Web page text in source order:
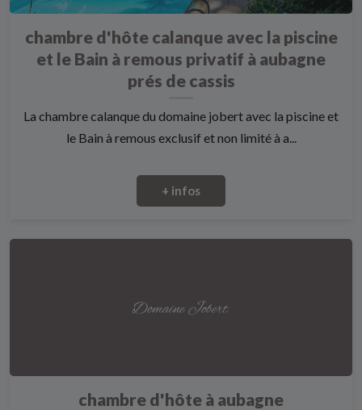
chambre d'hôte calanque avec la piscine
et le Bain à remous privatif à aubagne
prés de cassis
La chambre calanque du domaine jobert avec la piscine et
le Bain à remous exclusif et non limité à a...
+ infos
chambre d'hôte à aubagne